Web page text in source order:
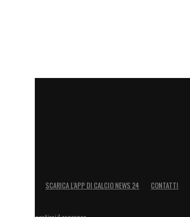
SCARICA L’APP DI CALCIO NEWS 24 CONTATTI